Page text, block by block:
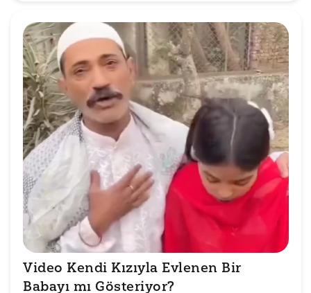
Video Kendi Kızıyla Evlenen Bir
Babayı mı Gösteriyor?